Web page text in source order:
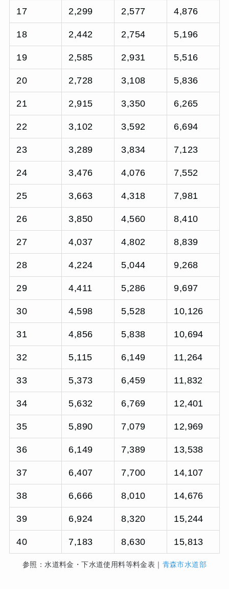
17 2,299 2,577 4,876
18 2,442 2,754 5,196
19 2,585 2,931 5,516
20 2,728 3,108 5,836
21 2,915 3,350 6,265
22 3,102 3,592 6,694
23 3,289 3,834 7,123
24 3,476 4,076 7,552
25 3,663 4,318 7,981
26 3,850 4,560 8,410
27 4,037 4,802 8,839
28 4,224 5,044 9,268
29 4,411 5,286 9,697
30 4,598 5,528 10,126
31 4,856 5,838 10,694
32 5,115 6,149 11,264
33 5,373 6,459 11,832
34 5,632 6,769 12,401
35 5,890 7,079 12,969
36 6,149 7,389 13,538
37 6,407 7,700 14,107
38 6,666 8,010 14,676
39 6,924 8,320 15,244
40 7,183 8,630 15,813
参照：水道料金・下水道使用料等料金表｜ 青森市水道部